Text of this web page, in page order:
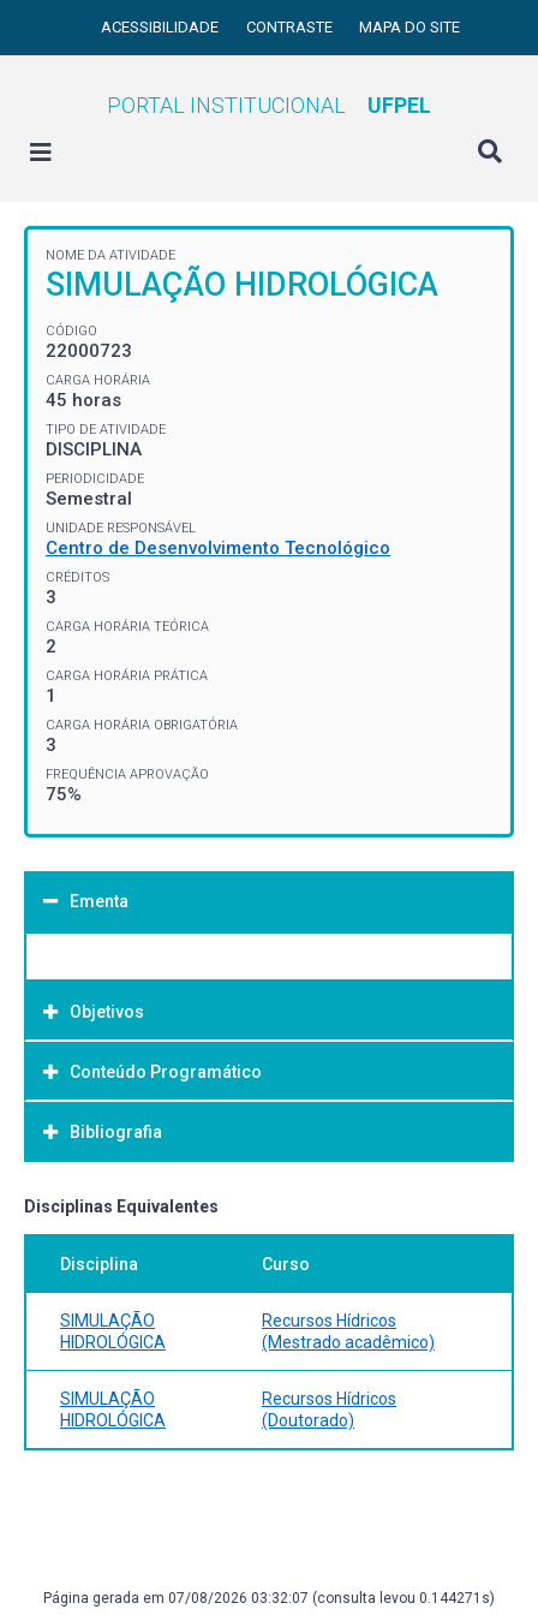
ACESSIBILIDADE CONTRASTE MAPA DO SITE
PORTAL INSTITUCIONAL UFPEL
NOME DA ATIVIDADE
SIMULAÇÃO HIDROLÓGICA
CÓDIGO
22000723
CARGA HORÁRIA
45 horas
TIPO DE ATIVIDADE
DISCIPLINA
PERIODICIDADE
Semestral
UNIDADE RESPONSÁVEL
Centro de Desenvolvimento Tecnológico
CRÉDITOS
3
CARGA HORÁRIA TEÓRICA
2
CARGA HORÁRIA PRÁTICA
1
CARGA HORÁRIA OBRIGATÓRIA
3
FREQUÊNCIA APROVAÇÃO
75%
Ementa
Objetivos
Objetivo Geral:
Conteúdo Programático
Bibliografia
Bibliografia Básica:
Disciplinas Equivalentes
Disciplina Curso
SIMULAÇÃO
HIDROLÓGICA
Recursos Hídricos
(Mestrado acadêmico)
SIMULAÇÃO
HIDROLÓGICA
Recursos Hídricos
(Doutorado)
Página gerada em 07/08/2026 03:32:07 (consulta levou 0.144271s)